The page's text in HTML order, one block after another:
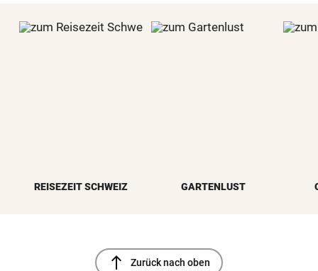
REISEZEIT SCHWEIZ GARTENLUST
north Zurück nach oben